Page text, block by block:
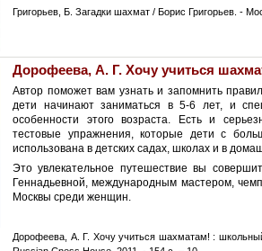
Григорьев, Б. Загадки шахмат / Борис Григорьев. -
Дорофеева, А. Г. Хочу учиться
Автор поможет вам узнать и запомнить
дети начинают заниматься в 5-6 лет, и
особенности этого возраста. Есть и
тестовые упражнения, которые дети с
использована в детских садах, школах и в
Это увлекательное путешествие вы
Геннадьевной, международным мастером,
Москвы среди женщин.
Дорофеева, А. Г. Хочу учиться шахматам! :